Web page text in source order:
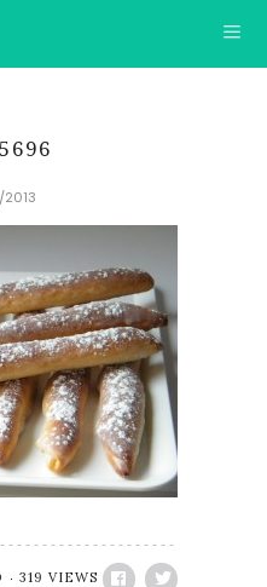
AVENTURA GASTRON
319 VIEWS